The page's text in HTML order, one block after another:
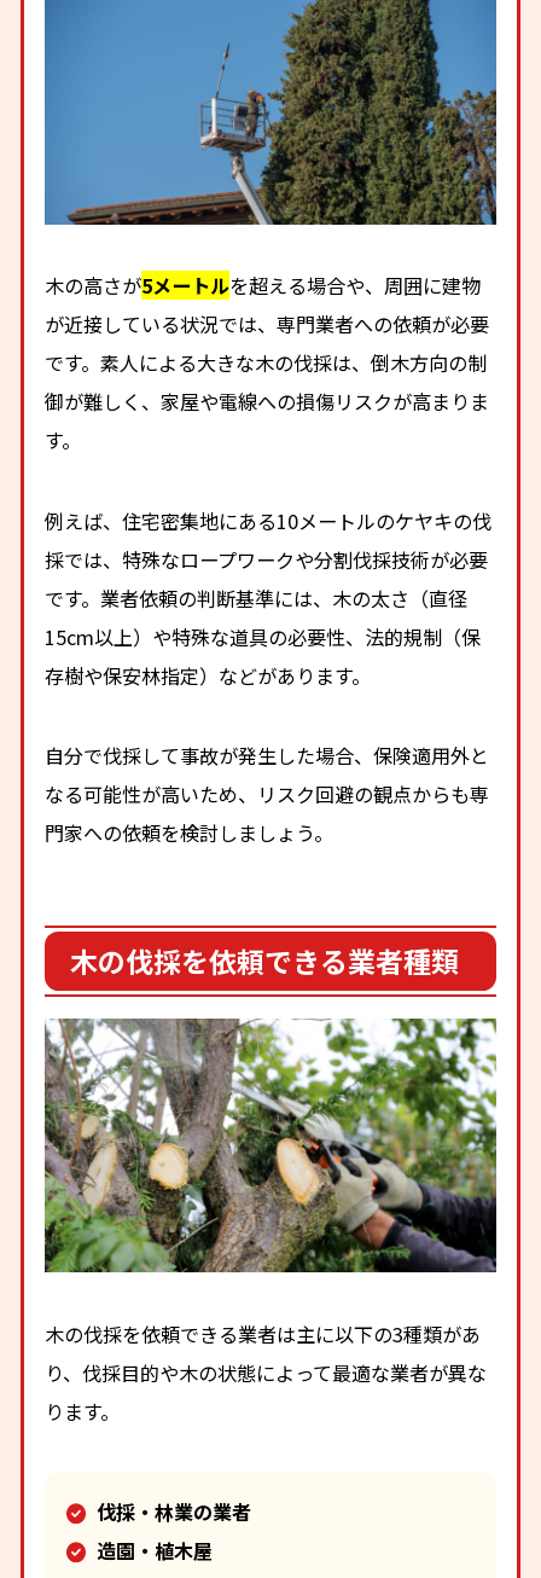
木の高さが5メートルを超える場合や、周囲に建物
が近接している状況では、専門業者への依頼が必要
です。素人による大きな木の伐採は、倒木方向の制
御が難しく、家屋や電線への損傷リスクが高まりま
す。
例えば、住宅密集地にある10メートルのケヤキの伐
採では、特殊なロープワークや分割伐採技術が必要
です。業者依頼の判断基準には、木の太さ（直径
15cm以上）や特殊な道具の必要性、法的規制（保
存樹や保安林指定）などがあります。
自分で伐採して事故が発生した場合、保険適用外と
なる可能性が高いため、リスク回避の観点からも専
門家への依頼を検討しましょう。
木の伐採を依頼できる業者種類
木の伐採を依頼できる業者は主に以下の3種類があ
り、伐採目的や木の状態によって最適な業者が異な
ります。
伐採・林業の業者
造園・植木屋